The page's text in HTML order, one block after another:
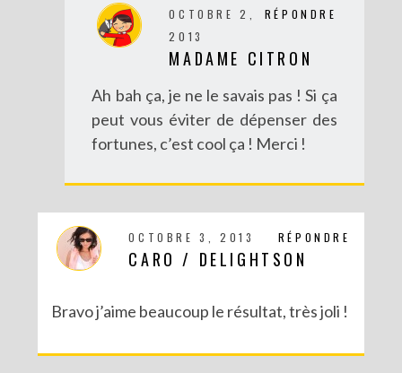
RÉPONDRE
OCTOBRE 2,
2013
MADAME CITRON
Ah bah ça, je ne le savais pas ! Si ça
peut vous éviter de dépenser des
fortunes, c’est cool ça ! Merci !
RÉPONDRE
OCTOBRE 3, 2013
CARO / DELIGHTSON
Bravo j’aime beaucoup le résultat, très joli !